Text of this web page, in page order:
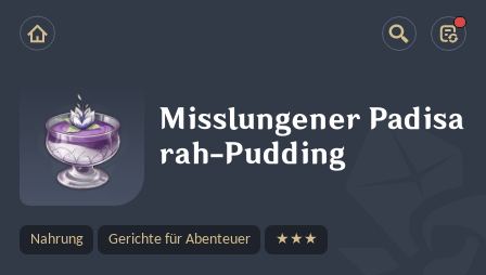
Misslungener Padisa
rah-Pudding
Nahrung Gerichte für Abenteuer ★★★